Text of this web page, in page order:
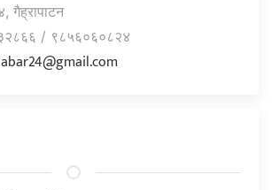
गैह्रापाटन
/ ९८५६०६०८२४